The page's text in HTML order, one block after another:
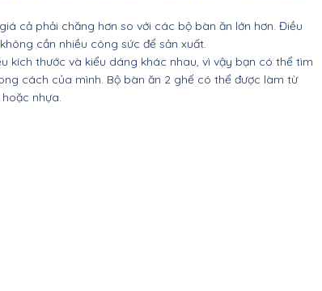
cả phải chăng hơn so với các bộ bàn ăn lớn hơn. Điều
cần nhiều công sức để sản xuất.
kích thước và kiểu dáng khác nhau, vì vậy bạn có thể tìm
cách của mình. Bộ bàn ăn 2 ghế có thể được làm từ
nhựa.